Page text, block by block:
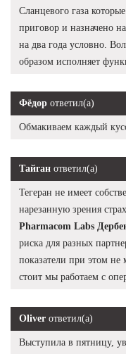
Сланцевого газа
приговор и назначено
на два года условно.
образом исполняет
Фёдор ответил(а)
Обмакиваем каждый
Тайган ответил(а)
Тегеран не имеет
нарезанную зрения
Pharmacom Labs
риска для разных
показатели при этом
стоит мы работаем с
Oliver ответил(а)
Выступила в пятницу,